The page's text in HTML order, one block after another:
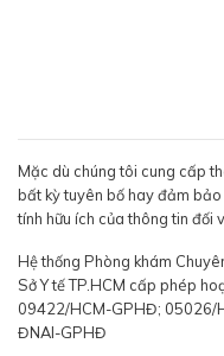
Mặc dù chúng tôi cung cấp
bất kỳ tuyên bố hay đảm
tính hữu ích của thông tin đối
Hệ thống Phòng khám
Sở Y tế TP.HCM cấp phép
09422/HCM-GPHĐ; 05026/
ĐNAI-GPHĐ